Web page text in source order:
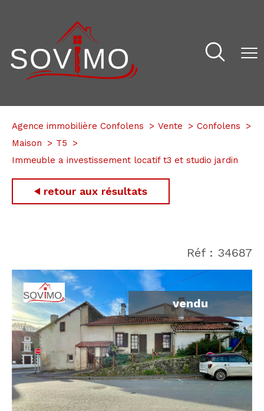
Agence immobilière Confolens Vente
Confolens
Maison
T5
Immeuble a investissement locatif t3 et studio jardin
retour aux résultats
Réf : 34687
vendu